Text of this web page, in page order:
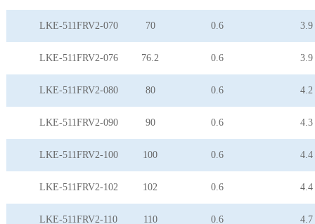
LKE-511FRV2-070 70 0.6 3.9
LKE-511FRV2-076 76.2 0.6 3.9
LKE-511FRV2-080 80 0.6 4.2
LKE-511FRV2-090 90 0.6 4.3
LKE-511FRV2-100 100 0.6 4.4
LKE-511FRV2-102 102 0.6 4.4
LKE-511FRV2-110 110 0.6 4.7